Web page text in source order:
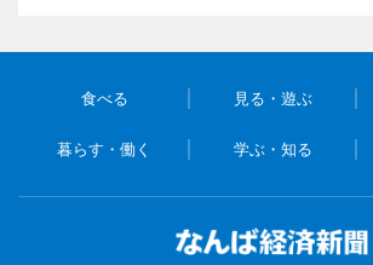
食べる 見る・遊ぶ
暮らす・働く 学ぶ・知る